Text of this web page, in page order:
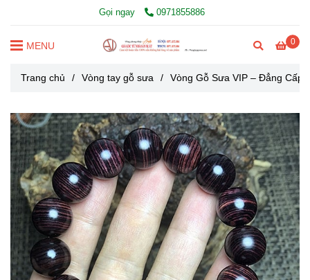
Gọi ngay 0971855886
0
MENU
Trang chủ / Vòng tay gỗ sưa / Vòng Gỗ Sưa VIP – Đẳng